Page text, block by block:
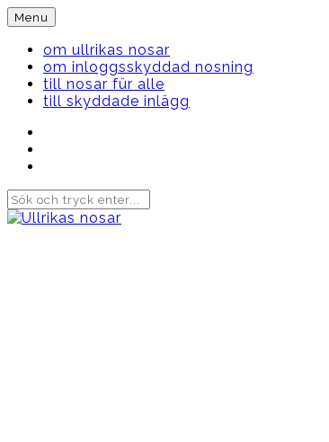
Skip
to
content
Menu
om ullrikas nosar
om inloggsskyddad nosning
till nosar für alle
till skyddade inlägg